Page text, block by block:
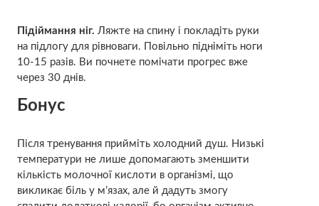
Підіймання ніг. Ляжте на спину і покладіть руки
на підлогу для рівноваги. Повільно підніміть ноги
10-15 разів. Ви почнете помічати прогрес вже
через 30 днів.
Бонус
Після тренування прийміть холодний душ. Низькі
температури не лише допомагають зменшити
кількість молочної кислоти в організмі, що
викликає біль у м’язах, але й дадуть змогу